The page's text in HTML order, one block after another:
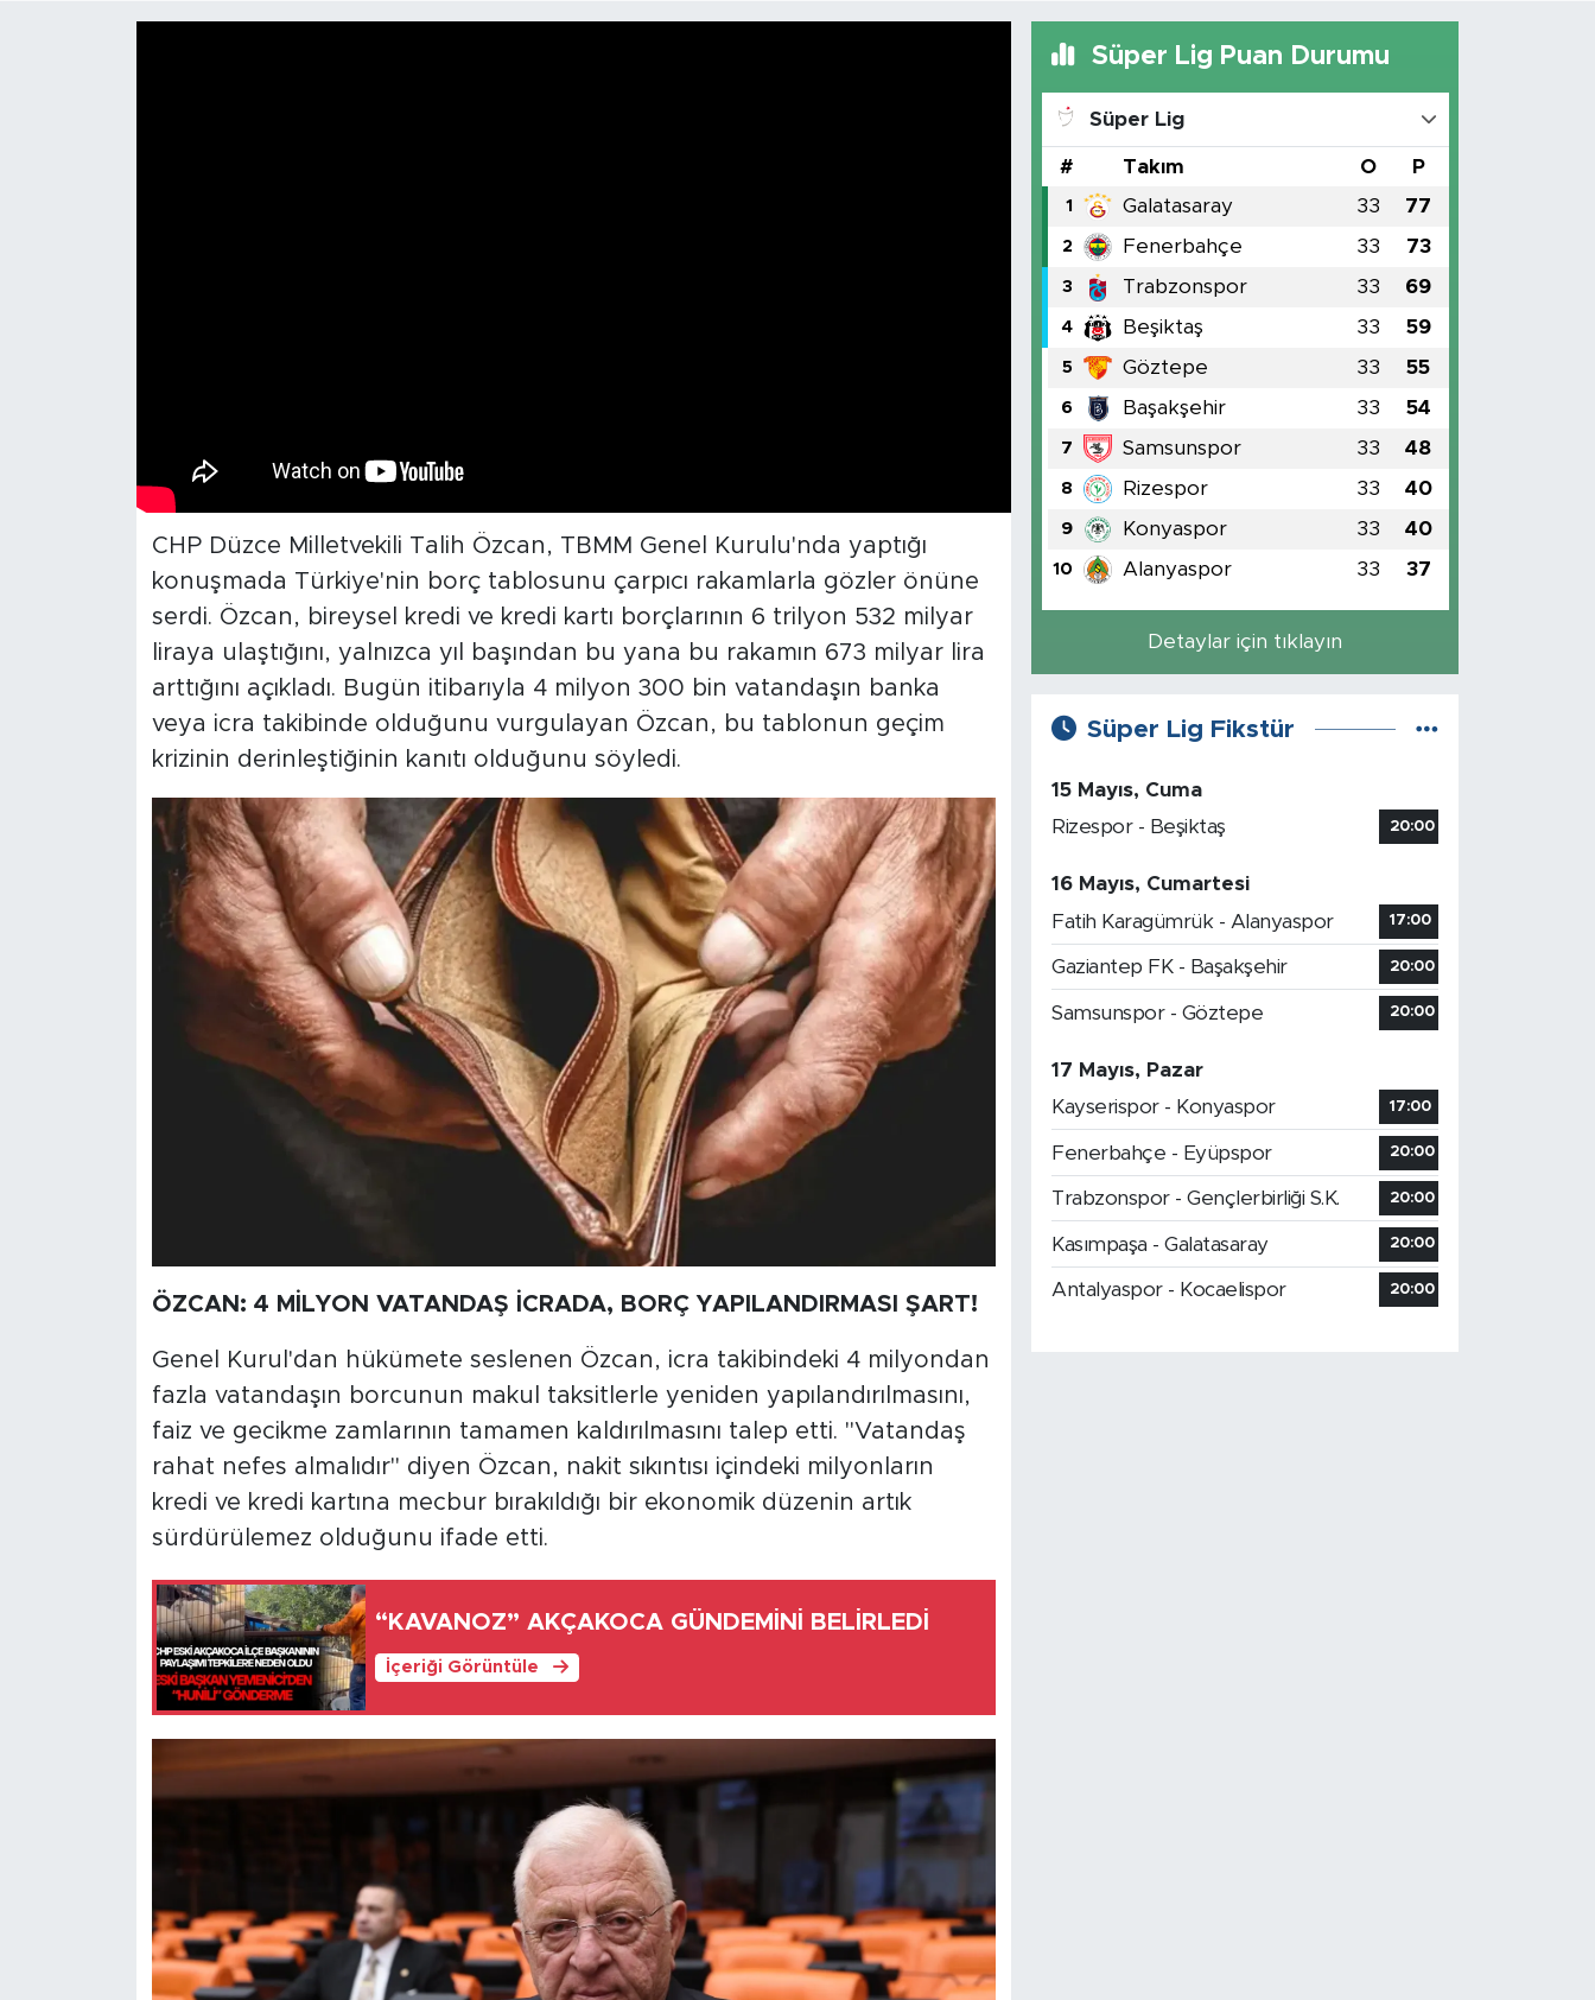
CHP Düzce Milletvekili Talih Özcan, TBMM Genel Kurulu'nda yaptığı
konuşmada Türkiye'nin borç tablosunu çarpıcı rakamlarla gözler önüne
serdi. Özcan, bireysel kredi ve kredi kartı borçlarının 6 trilyon 532 milyar
liraya ulaştığını, yalnızca yıl başından bu yana bu rakamın 673 milyar lira
arttığını açıkladı. Bugün itibarıyla 4 milyon 300 bin vatandaşın banka
veya icra takibinde olduğunu vurgulayan Özcan, bu tablonun geçim
krizinin derinleştiğinin kanıtı olduğunu söyledi.
ÖZCAN: 4 MİLYON VATANDAŞ İCRADA, BORÇ YAPILANDIRMASI ŞART!
Genel Kurul'dan hükümete seslenen Özcan, icra takibindeki 4 milyondan
fazla vatandaşın borcunun makul taksitlerle yeniden yapılandırılmasını,
faiz ve gecikme zamlarının tamamen kaldırılmasını talep etti. "Vatandaş
rahat nefes almalıdır" diyen Özcan, nakit sıkıntısı içindeki milyonların
kredi ve kredi kartına mecbur bırakıldığı bir ekonomik düzenin artık
sürdürülemez olduğunu ifade etti.
“KAVANOZ” AKÇAKOCA GÜNDEMİNİ BELİRLEDİ
İçeriği Görüntüle
Süper Lig Puan Durumu
Süper Lig
# Takım O P
1 Galatasaray 33 77
2 Fenerbahçe 33 73
3 Trabzonspor 33 69
4 Beşiktaş 33 59
5 Göztepe 33 55
6 Başakşehir 33 54
7 Samsunspor 33 48
8 Rizespor 33 40
9 Konyaspor 33 40
10 Alanyaspor 33 37
Detaylar için tıklayın
Süper Lig Fikstür
15 Mayıs, Cuma
Rizespor - Beşiktaş
20:00
16 Mayıs, Cumartesi
Fatih Karagümrük - Alanyaspor
17:00
Gaziantep FK - Başakşehir 20:00
Samsunspor - Göztepe 20:00
17 Mayıs, Pazar
Kayserispor - Konyaspor
17:00
Fenerbahçe - Eyüpspor 20:00
Trabzonspor - Gençlerbirliği S.K. 20:00
Kasımpaşa - Galatasaray 20:00
Antalyaspor - Kocaelispor 20:00